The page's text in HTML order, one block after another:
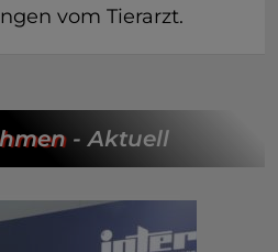
vom Tierarzt.
- Aktuell